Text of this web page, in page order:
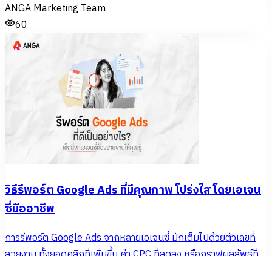
ANGA Marketing Team
60
วิธีรีพอร์ต Google Ads ที่มีคุณภาพ โปร่งใส โดยเอเจน
ซี่มืออาชีพ
การรีพอร์ต Google Ads จากหลายเอเจนซี่ มักเต็มไปด้วยตัวเลขที่